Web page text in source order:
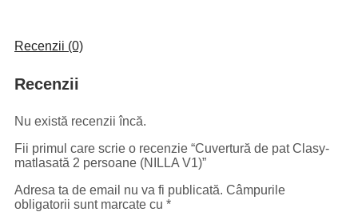
Recenzii (0)
Recenzii
Nu există recenzii încă.
Fii primul care scrie o recenzie “Cuvertură de pat Clasy-
matlasată 2 persoane (NILLA V1)”
Adresa ta de email nu va fi publicată. Câmpurile
obligatorii sunt marcate cu *